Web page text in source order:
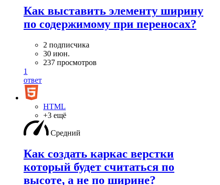
Как выставить элементу ширину
по содержимому при переносах?
2 подписчика
30 июн.
237 просмотров
1
ответ
HTML
+3 ещё
Средний
Как создать каркас верстки
который будет считаться по
высоте, а не по ширине?